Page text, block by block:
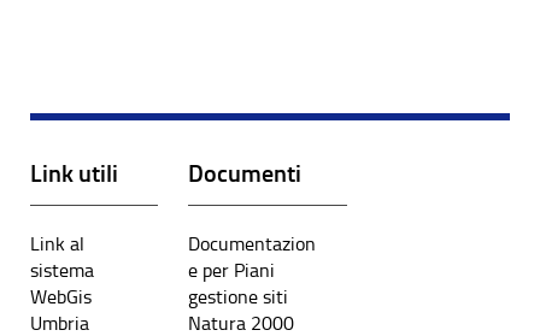
Link utili
Link al
sistema
WebGis
Umbria
Documenti
Documentazion
e per Piani
gestione siti
Natura 2000